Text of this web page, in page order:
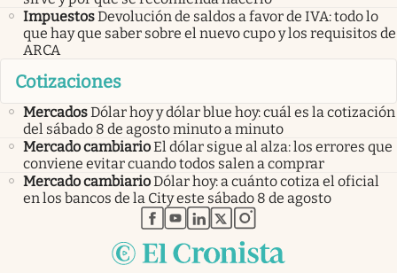
ImpuestosDevolución de saldos a favor de IVA: todo lo
que hay que saber sobre el nuevo cupo y los requisitos de
ARCA
Cotizaciones
MercadosDólar hoy y dólar blue hoy: cuál es la cotización
del sábado 8 de agosto minuto a minuto
Mercado cambiarioEl dólar sigue al alza: los errores que
conviene evitar cuando todos salen a comprar
Mercado cambiarioDólar hoy: a cuánto cotiza el oficial
en los bancos de la City este sábado 8 de agosto
abre en nueva pestaña
abre en nueva pestaña
abre en nueva pestaña
abre en nueva pestaña
abre en nueva pestaña